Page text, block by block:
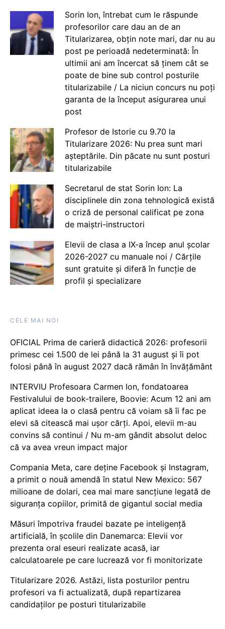
Sorin Ion, întrebat cum le răspunde
profesorilor care dau an de an
Titularizarea, obțin note mari, dar nu au
post pe perioadă nedeterminată: În
ultimii ani am încercat să ținem cât se
poate de bine sub control posturile
titularizabile / La niciun concurs nu poți
garanta de la început asigurarea unui
post
Profesor de Istorie cu 9.70 la
Titularizare 2026: Nu prea sunt mari
așteptările. Din păcate nu sunt posturi
titularizabile
Secretarul de stat Sorin Ion: La
disciplinele din zona tehnologică există
o criză de personal calificat pe zona
de maiștri-instructori
Elevii de clasa a IX-a încep anul școlar
2026-2027 cu manuale noi / Cărțile
sunt gratuite și diferă în funcție de
profil și specializare
CELE MAI NOI
OFICIAL Prima de carieră didactică 2026: profesorii
primesc cei 1.500 de lei până la 31 august și îi pot
folosi până în august 2027 dacă rămân în învățământ
INTERVIU Profesoara Carmen Ion, fondatoarea
Festivalului de book-trailere, Boovie: Acum 12 ani am
aplicat ideea la o clasă pentru că voiam să îi fac pe
elevi să citească mai ușor cărți. Apoi, elevii m-au
convins să continui / Nu m-am gândit absolut deloc
că va avea vreun impact major
Compania Meta, care deține Facebook și Instagram,
a primit o nouă amendă în statul New Mexico: 567
milioane de dolari, cea mai mare sancțiune legată de
siguranța copiilor, primită de gigantul social media
Măsuri împotriva fraudei bazate pe inteligență
artificială, în școlile din Danemarca: Elevii vor
prezenta oral eseuri realizate acasă, iar
calculatoarele pe care lucrează vor fi monitorizate
Titularizare 2026. Astăzi, lista posturilor pentru
profesori va fi actualizată, după repartizarea
candidaților pe posturi titularizabile